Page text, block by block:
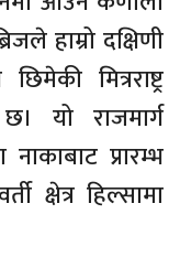
हाम्रो दक्षिणी
मित्रराष्ट्र
यो राजमार्ग
प्रारम्भ
क्षेत्र हिल्सामा